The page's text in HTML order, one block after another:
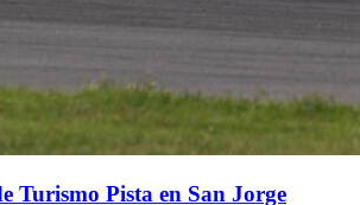
Turismo Pista en San Jorge